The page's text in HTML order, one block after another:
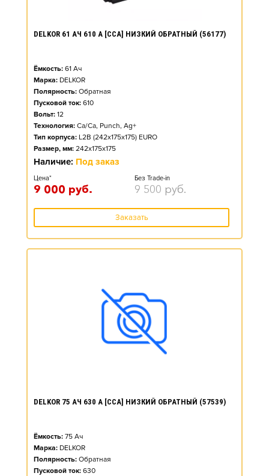
DELKOR 61 АЧ 610 А [CCA] НИЗКИЙ ОБРАТНЫЙ (56177)
Ёмкость: 61 Ач
Марка: DELKOR
Полярность: Обратная
Пусковой ток: 610
Вольт: 12
Технология: Ca/Ca, Punch, Ag+
Тип корпуса: L2B (242x175x175) EURO
Размер, мм: 242x175x175
Наличие: Под заказ
Цена*
9 000 руб.
Без Trade-in
9 500 руб.
Заказать
DELKOR 75 АЧ 630 А [CCA] НИЗКИЙ ОБРАТНЫЙ (57539)
Ёмкость: 75 Ач
Марка: DELKOR
Полярность: Обратная
Пусковой ток: 630